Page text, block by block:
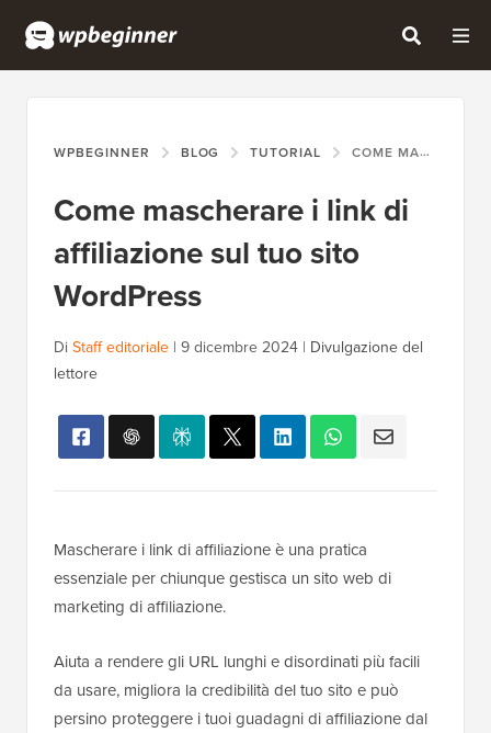
WPBEGINNER BLOG TUTORIAL COME MASCHERARE I LINK DI AFFILIAZIONE SUL TUO SITO WORDPRESS
Come mascherare i link di
affiliazione sul tuo sito
WordPress
DiStaff editoriale | 9 dicembre 2024 | Divulgazione del
lettore
Mascherare i link di affiliazione è una pratica
essenziale per chiunque gestisca un sito web di
marketing di affiliazione.
Aiuta a rendere gli URL lunghi e disordinati più facili
da usare, migliora la credibilità del tuo sito e può
persino proteggere i tuoi guadagni di affiliazione dal